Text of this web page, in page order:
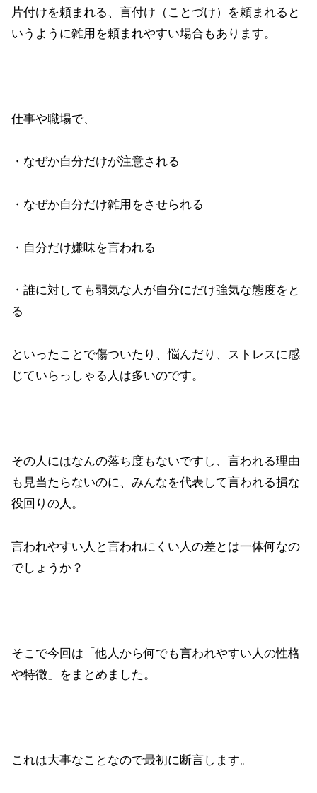
片付けを頼まれる、言付け（ことづけ）を頼まれると
いうように雑用を頼まれやすい場合もあります。
仕事や職場で、
・なぜか自分だけが注意される
・なぜか自分だけ雑用をさせられる
・自分だけ嫌味を言われる
・誰に対しても弱気な人が自分にだけ強気な態度をと
る
といったことで傷ついたり、悩んだり、ストレスに感
じていらっしゃる人は多いのです。
その人にはなんの落ち度もないですし、言われる理由
も見当たらないのに、みんなを代表して言われる損な
役回りの人。
言われやすい人と言われにくい人の差とは一体何なの
でしょうか？
そこで今回は「他人から何でも言われやすい人の性格
や特徴」をまとめました。
これは大事なことなので最初に断言します。